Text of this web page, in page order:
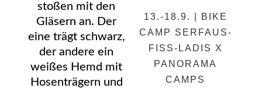
13.-18.9. | BIKE
CAMP SERFAUS-
FISS-LADIS X
PANORAMA
CAMPS